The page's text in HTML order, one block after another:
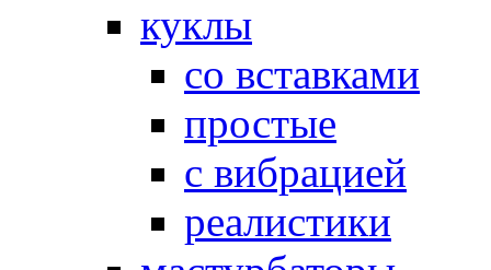
куклы
со вставками
простые
с вибрацией
реалистики